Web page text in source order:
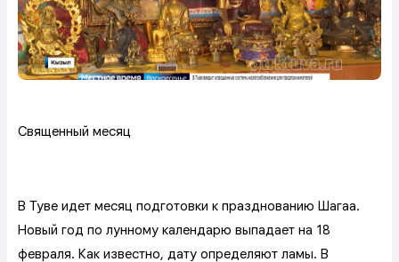
Священный месяц
В Туве идет месяц подготовки к празднованию Шагаа.
Новый год по лунному календарю выпадает на 18
февраля. Как известно, дату определяют ламы. В